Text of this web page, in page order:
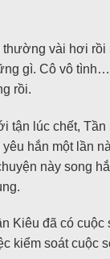
thường vài hơi
gì. Cô vô
rồi.
tận lúc chết,
hắn một lần
này song
Kiêu đã có cuộc
kiểm soát cuộc